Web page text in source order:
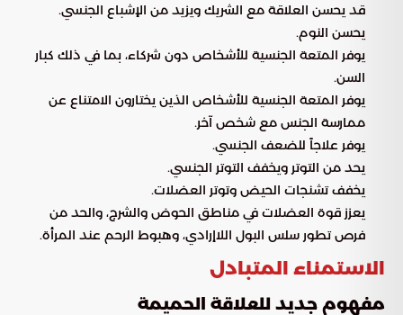
قد يحسن العلاقة مع الشريك ويزيد من الإشباع الجنسي.
يحسن النوم.
يوفر المتعة الجنسية للأشخاص دون شركاء، بما في ذلك كبار
السن.
يوفر المتعة الجنسية للأشخاص الذين يختارون الامتناع عن
ممارسة الجنس مع شخص آخر.
يوفر علاجاً للضعف الجنسي.
يحد من التوتر ويخفف التوتر الجنسي.
يخفف تشنجات الحيض وتوتر العضلات.
يعزز قوة العضلات في مناطق الحوض والشرج، والحد من
فرص تطور سلس البول اللاإرادي، وهبوط الرحم عند المرأة.
الاستمناء المتبادل
مفهوم جديد للعلاقة الحميمة